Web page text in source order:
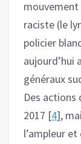
raciste (le
policier
aujourd’hui
généraux
Des actions
2017 [4],
l’ampleur